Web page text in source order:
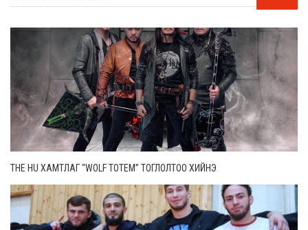
THE HU ХАМТЛАГ “WOLF TOTEM” ТОГЛОЛТОО ХИЙНЭ